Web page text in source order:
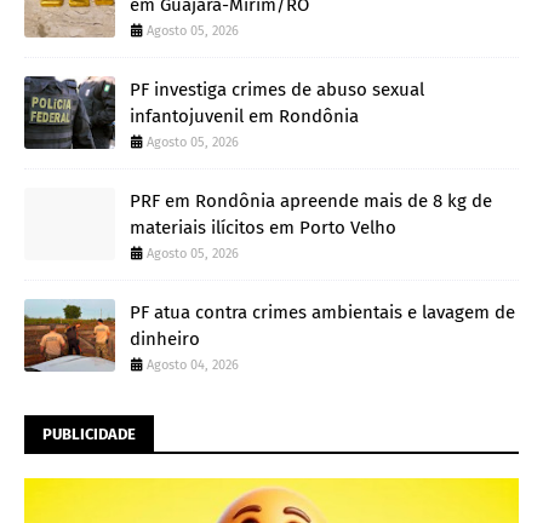
Agosto 05, 2026
PF investiga crimes de abuso sexual
infantojuvenil em Rondônia
Agosto 05, 2026
PRF em Rondônia apreende mais de 8 kg de
materiais ilícitos em Porto Velho
Agosto 05, 2026
PF atua contra crimes ambientais e lavagem de
dinheiro
Agosto 04, 2026
PUBLICIDADE